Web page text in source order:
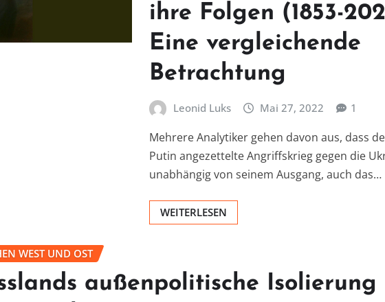
ihre Folgen (1853-
Eine vergleichende
Betrachtung
Leonid Luks Mai 27, 2022 1
Mehrere Analytiker gehen davon aus, dass
Putin angezettelte Angriffskrieg gegen die
unabhängig von seinem Ausgang, auch das…
WEITERLESEN
WEST UND OST
außenpolitische Isolierung